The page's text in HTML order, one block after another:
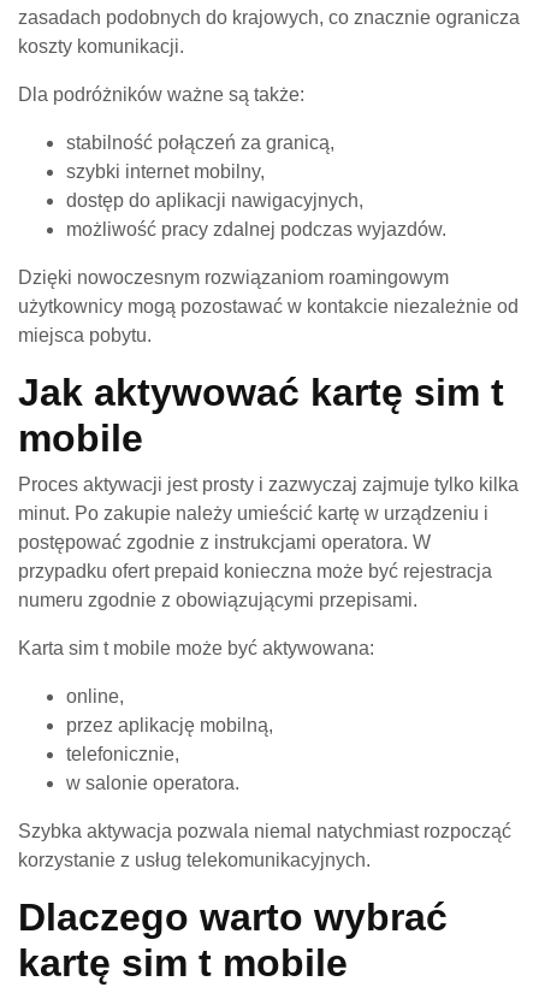
zasadach podobnych do krajowych, co znacznie ogranicza
koszty komunikacji.
Dla podróżników ważne są także:
stabilność połączeń za granicą,
szybki internet mobilny,
dostęp do aplikacji nawigacyjnych,
możliwość pracy zdalnej podczas wyjazdów.
Dzięki nowoczesnym rozwiązaniom roamingowym
użytkownicy mogą pozostawać w kontakcie niezależnie od
miejsca pobytu.
Jak aktywować kartę sim t
mobile
Proces aktywacji jest prosty i zazwyczaj zajmuje tylko kilka
minut. Po zakupie należy umieścić kartę w urządzeniu i
postępować zgodnie z instrukcjami operatora. W
przypadku ofert prepaid konieczna może być rejestracja
numeru zgodnie z obowiązującymi przepisami.
Karta sim t mobile może być aktywowana:
online,
przez aplikację mobilną,
telefonicznie,
w salonie operatora.
Szybka aktywacja pozwala niemal natychmiast rozpocząć
korzystanie z usług telekomunikacyjnych.
Dlaczego warto wybrać
kartę sim t mobile